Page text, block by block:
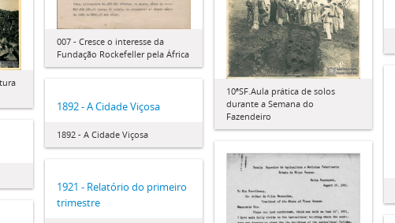
007 - Cresce o interesse da
Fundação Rockefeller pela África
10ªSF.Aula prática de solos
durante a Semana do
Fazendeiro
1892 - A Cidade Viçosa
1892 - A Cidade Viçosa
1921 - Relatório do primeiro
trimestre